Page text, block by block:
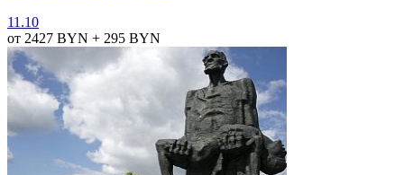
11.10
от 2427 BYN + 295 BYN